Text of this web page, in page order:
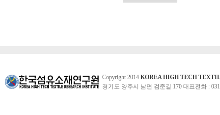
Copyright 2014 KOREA HIGH TECH
경기도 양주시 남면 검준길 170 대표전화 :